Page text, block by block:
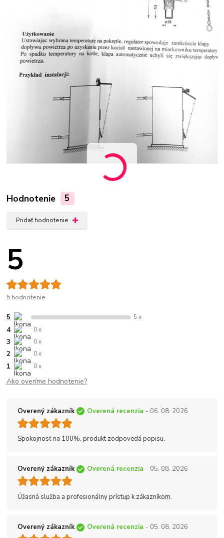
Hodnotenie 5
Pridať hodnotenie
5
5 hodnotenie
5 5 x
4 0 x
3 0 x
2 0 x
1 0 x
Ako overíme hodnotenie?
Overený zákazník Overená recenzia - 06. 08. 2026
Spokojnosť na 100%, produkt zodpovedá popisu.
Overený zákazník Overená recenzia - 05. 08. 2026
Úžasná služba a profesionálny prístup k zákazníkom.
Overený zákazník Overená recenzia - 05. 08. 2026